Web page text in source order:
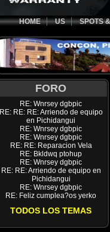
HOME US SPOTS
FORO
RE: Wnrsey dgbpic
RE: RE: RE: Arriendo de equipo
en Pichidangui
RE: Wnrsey dgbpic
RE: Wnrsey dgbpic
RE: RE: Reparacion Vela
RE: Bkldwq ptohup
RE: Wnrsey dgbpic
RE: RE: Arriendo de equipo en
Pichidangui
RE: Wnrsey dgbpic
RE: Feliz cumplea?os yerko
TODOS LOS TEMAS